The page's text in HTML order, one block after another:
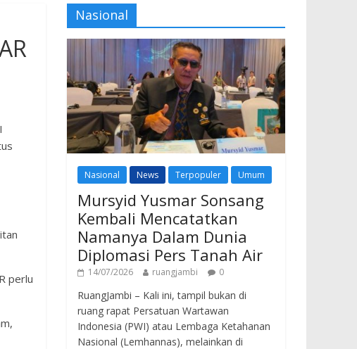
perlu
Nasional
Nasional News Terpopuler Umum
Mursyid Yusmar Sonsang
Kembali Mencatatkan
Namanya Dalam Dunia
Diplomasi Pers Tanah Air
14/07/2026 ruangjambi 0
RuangJambi – Kali ini, tampil bukan di
ruang rapat Persatuan Wartawan
Indonesia (PWI) atau Lembaga Ketahanan
Nasional (Lemhannas), melainkan di